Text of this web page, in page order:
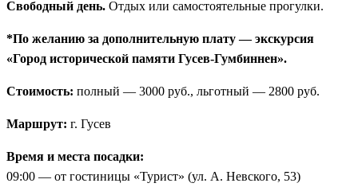
Свободный день. Отдых или самостоятельные прогулки.
*По желанию за дополнительную плату — экскурсия
«Город исторической памяти Гусев-Гумбиннен».
Стоимость: полный — 3000 руб., льготный — 2800 руб.
Маршрут: г. Гусев
Время и места посадки:
09:00 — от гостиницы «Турист» (ул. А. Невского, 53)